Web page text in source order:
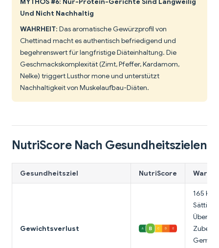
Und Nicht Nachhaltig
WAHRHEIT: Das aromatische Gewürzprofil von
Chettinad macht es authentisch befriedigend und
begehrenswert für langfristige Diäteinhaltung. Die
Geschmackskomplexität (Zimt, Pfeffer, Kardamom,
Nelke) triggert Lusthor mone und unterstützt
Nachhaltigkeit von Muskelaufbau-Diäten.
NutriScore Nach Gesundheitszielen
Gesundheitsziel NutriScore
Gewichtsverlust
165